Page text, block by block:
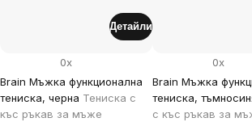
Brain Мъжка функционална
тениска, черна Тениска с
къс ръкав за мъже
0x
Детайли
Brain Мъжка
тениска,
с къс ръкав за
0x